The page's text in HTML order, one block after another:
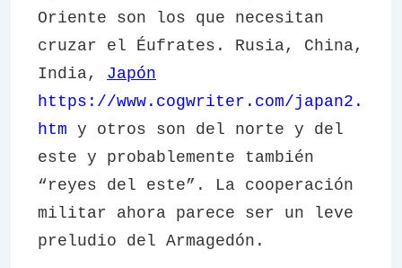
Oriente son los que necesitan
cruzar el Éufrates. Rusia, China,
India, Japón
https://www.cogwriter.com/japan2.
htm y otros son del norte y del
este y probablemente también
“reyes del este”. La cooperación
militar ahora parece ser un leve
preludio del Armagedón.